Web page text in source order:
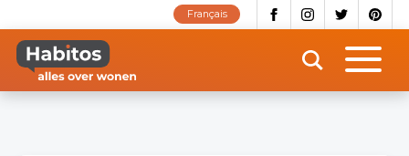
naar
inhoud
gaan
Français